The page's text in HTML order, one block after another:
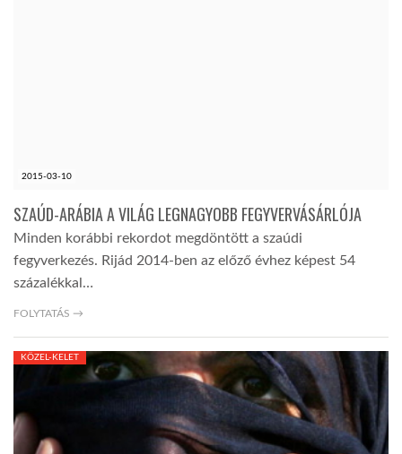
2015-03-10
SZAÚD-ARÁBIA A VILÁG LEGNAGYOBB FEGYVERVÁSÁRLÓJA
Minden korábbi rekordot megdöntött a szaúdi
fegyverkezés. Rijád 2014-ben az előző évhez képest 54
százalékkal…
FOLYTATÁS →
KÖZEL-KELET